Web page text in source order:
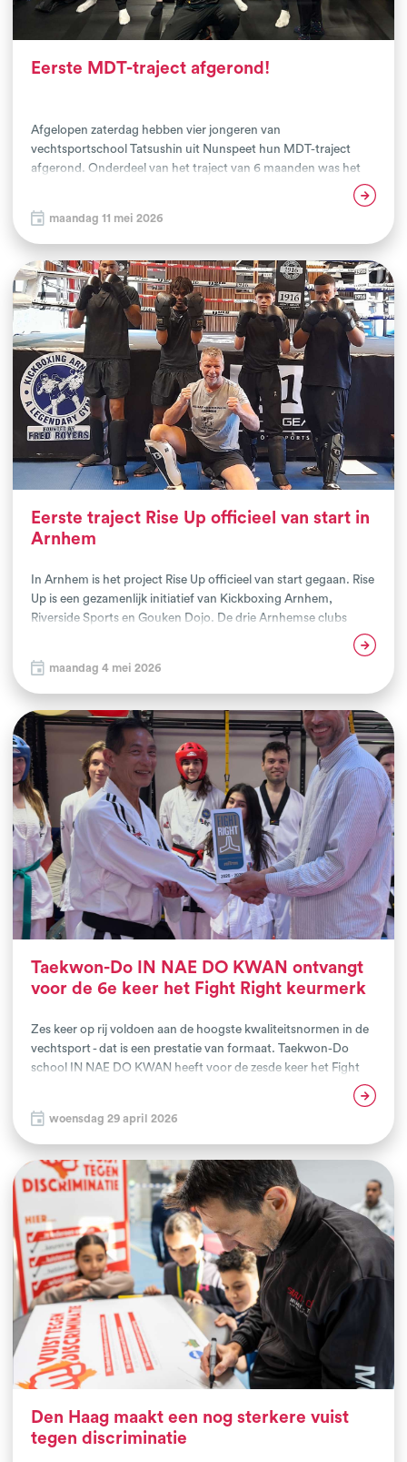
Eerste MDT-traject afgerond!
Afgelopen zaterdag hebben vier jongeren van
vechtsportschool Tatsushin uit Nunspeet hun MDT-traject
afgerond. Onderdeel van het traject van 6 maanden was het
organiseren van een eindevent. De jongeren zijn de afgelopen
weken druk bezig geweest met het neerzetten van een open
dag. Van concept bedenken, uitnodigingen verspreiden tot
aan aankleding van de gym, alles werd door de jongeren zelf
geregeld.
maandag 11 mei 2026
Eerste traject Rise Up officieel van start in
Arnhem
In Arnhem is het project Rise Up officieel van start gegaan. Rise
Up is een gezamenlijk initiatief van Kickboxing Arnhem,
Riverside Sports en Gouken Dojo. De drie Arnhemse clubs
samenwerking . Net als bij Vechtende Jongeren wordt binnen
het nieuwe Arnhemse project vechtsport ingezet om jongeren
te ondersteunen in hun mentale gezondheid en persoonlijke
ontwikkeling. Doel is om hen gedurende het
begeleidingstraject stappen te laten zetten naar een positieve
toekomst.
maandag 4 mei 2026
Taekwon-Do IN NAE DO KWAN ontvangt
voor de 6e keer het Fight Right keurmerk
Zes keer op rij voldoen aan de hoogste kwaliteitsnormen in de
vechtsport - dat is een prestatie van formaat. Taekwon-Do
school IN NAE DO KWAN heeft voor de zesde keer het Fight
doorlopen, maar ook de oudste club met een
kwaliteitskeurmerk. Een bijzondere mijlpaal die staat voor
structurele kwaliteit, veiligheid, pedagogisch verantwoord
lesgeven en maatschappelijke betrokkenheid.
woensdag 29 april 2026
Den Haag maakt een nog sterkere vuist
tegen discriminatie